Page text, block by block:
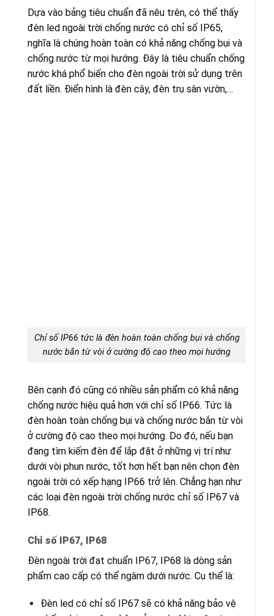
Dựa vào bảng tiêu chuẩn đã nêu trên, có thể thấy
đèn led ngoài trời chống nước có chỉ số IP65,
nghĩa là chúng hoàn toàn có khả năng chống bụi và
chống nước từ mọi hướng. Đây là tiêu chuẩn chống
nước khá phổ biến cho đèn ngoài trời sử dụng trên
đất liền. Điển hình là đèn cây, đèn trụ sân vườn,…
Chỉ số IP66 tức là đèn hoàn toàn chống bụi và chống
nước bắn từ vòi ở cường độ cao theo mọi hướng
Bên cạnh đó cũng có nhiều sản phẩm có khả năng
chống nước hiệu quả hơn với chỉ số IP66. Tức là
đèn hoàn toàn chống bụi và chống nước bắn từ vòi
ở cường độ cao theo mọi hướng. Do đó, nếu bạn
đang tìm kiếm đèn để lắp đặt ở những vị trí như
dưới vòi phun nước, tốt hơn hết bạn nên chọn đèn
ngoài trời có xếp hạng IP66 trở lên. Chẳng hạn như
các loại đèn ngoài trời chống nước chỉ số IP67 và
IP68.
Chỉ số IP67, IP68
Đèn ngoài trời đạt chuẩn IP67, IP68 là dòng sản
phẩm cao cấp có thể ngâm dưới nước. Cụ thể là:
Đèn led có chỉ số IP67 sẽ có khả năng bảo vệ